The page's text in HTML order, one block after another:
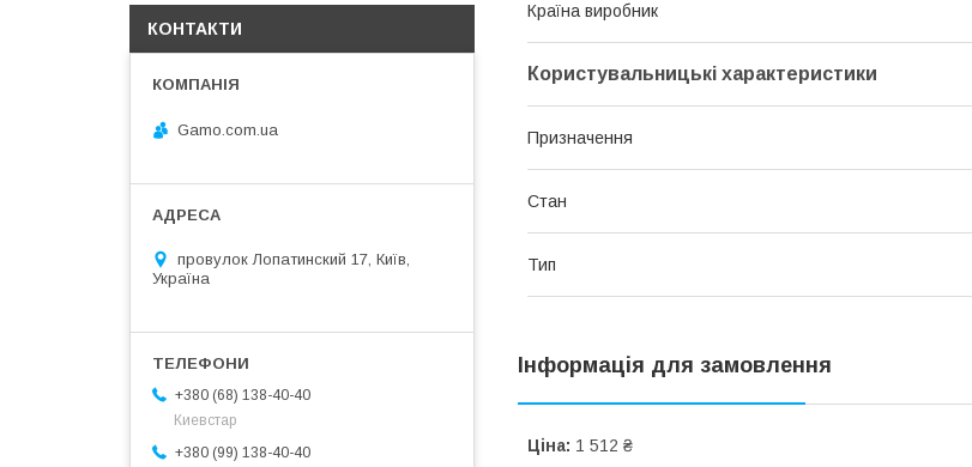
Країна виробник
Користувальницькі характеристики
Призначення
Стан
Тип
Інформація для замовлення
Ціна: 1 512 ₴
КОНТАКТИ
Gamo.com.ua
провулок Лопатинский 17, Київ,
Україна
+380 (68) 138-40-40
Киевстар
+380 (99) 138-40-40